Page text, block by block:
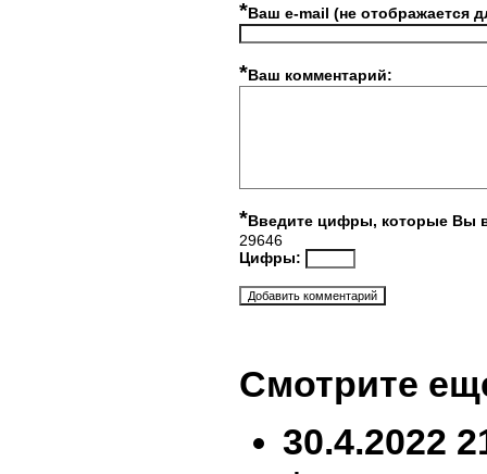
*Ваш e-mail (не отображается
*Ваш комментарий:
*Введите цифры, которые Вы
29646
Цифры:
Смотрите
30.4.2022